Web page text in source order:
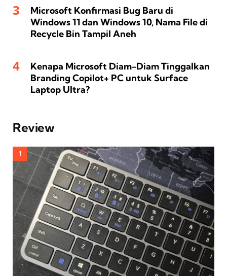
Microsoft Konfirmasi Bug Baru di
Windows 11 dan Windows 10, Nama File di
Recycle Bin Tampil Aneh
Kenapa Microsoft Diam-Diam Tinggalkan
Branding Copilot+ PC untuk Surface
Laptop Ultra?
Review